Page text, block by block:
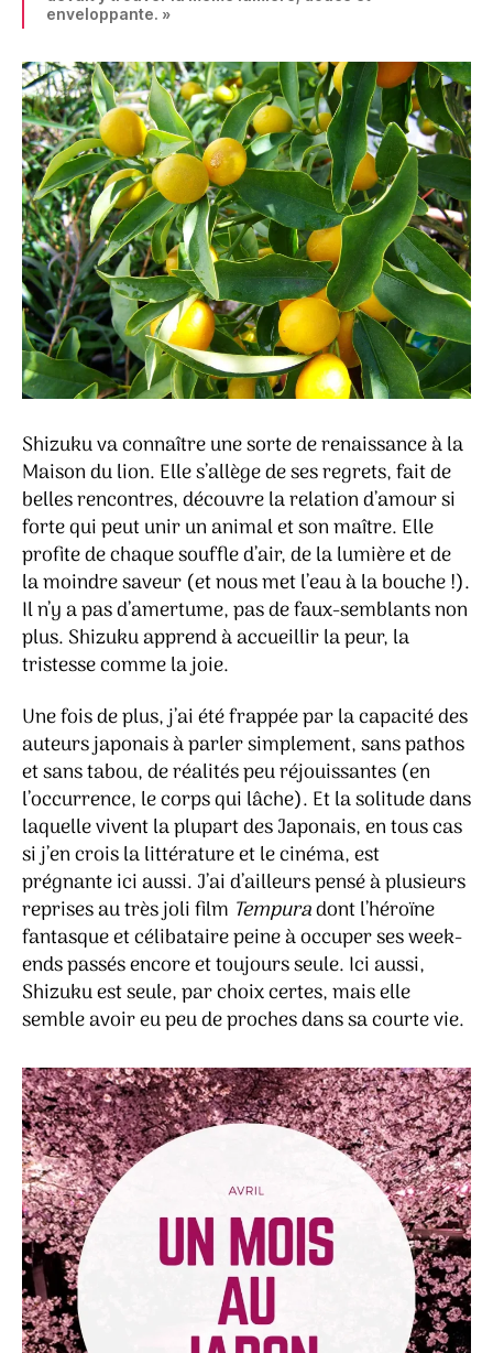
enveloppante. »
Shizuku va connaître une sorte de renaissance à la
Maison du lion. Elle s’allège de ses regrets, fait de
belles rencontres, découvre la relation d’amour si
forte qui peut unir un animal et son maître. Elle
profite de chaque souffle d’air, de la lumière et de
la moindre saveur (et nous met l’eau à la bouche !).
Il n’y a pas d’amertume, pas de faux-semblants non
plus. Shizuku apprend à accueillir la peur, la
tristesse comme la joie.
Une fois de plus, j’ai été frappée par la capacité des
auteurs japonais à parler simplement, sans pathos
et sans tabou, de réalités peu réjouissantes (en
l’occurrence, le corps qui lâche). Et la solitude dans
laquelle vivent la plupart des Japonais, en tous cas
si j’en crois la littérature et le cinéma, est
prégnante ici aussi. J’ai d’ailleurs pensé à plusieurs
reprises au très joli film Tempuradont l’héroïne
fantasque et célibataire peine à occuper ses week-
ends passés encore et toujours seule. Ici aussi,
Shizuku est seule, par choix certes, mais elle
semble avoir eu peu de proches dans sa courte vie.